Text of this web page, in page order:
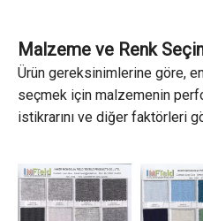
Malzeme ve Renk
Ürün gereksinimlerine göre,
seçmek için malzemenin
istikrarını ve diğer faktörleri